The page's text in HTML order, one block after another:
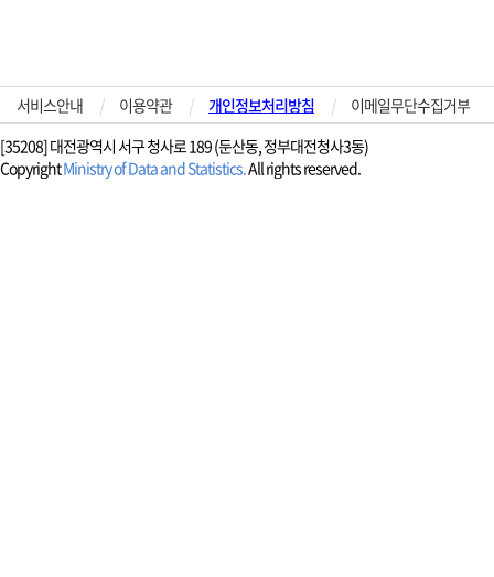
서비스안내 | 이용약관 | 개인정보처리방침 |
이메일무단수집거부
[35208] 대전광역시 서구 청사로 189 (둔산동, 정부대전청사3동)
CopyrightMinistry of Data and Statistics.All rights reserved.